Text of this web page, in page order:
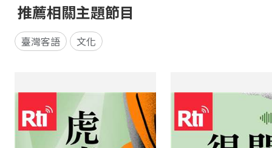
推薦相關主題節目
臺灣客語 文化